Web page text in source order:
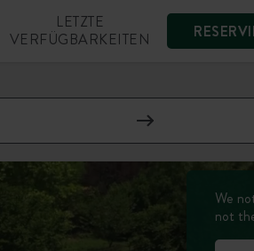
LETZTE
VERFÜGBARKEITEN
We
not